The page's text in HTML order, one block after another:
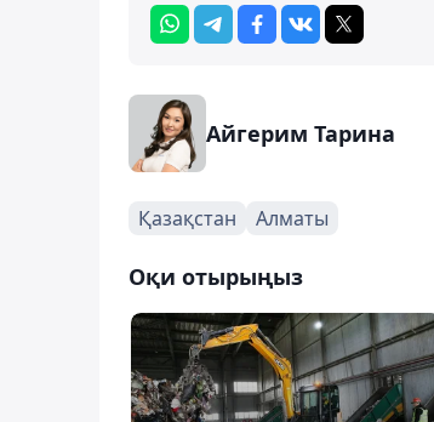
Айгерим Тарина
Қазақстан Алматы
Оқи отырыңыз